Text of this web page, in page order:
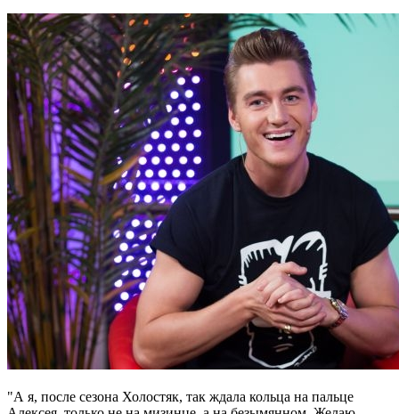
"А я, после сезона Холостяк, так ждала кольца на пальце